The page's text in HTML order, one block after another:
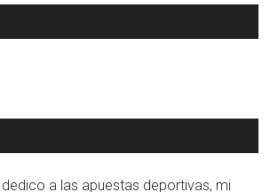
dedico a las apuestas deportivas, mi